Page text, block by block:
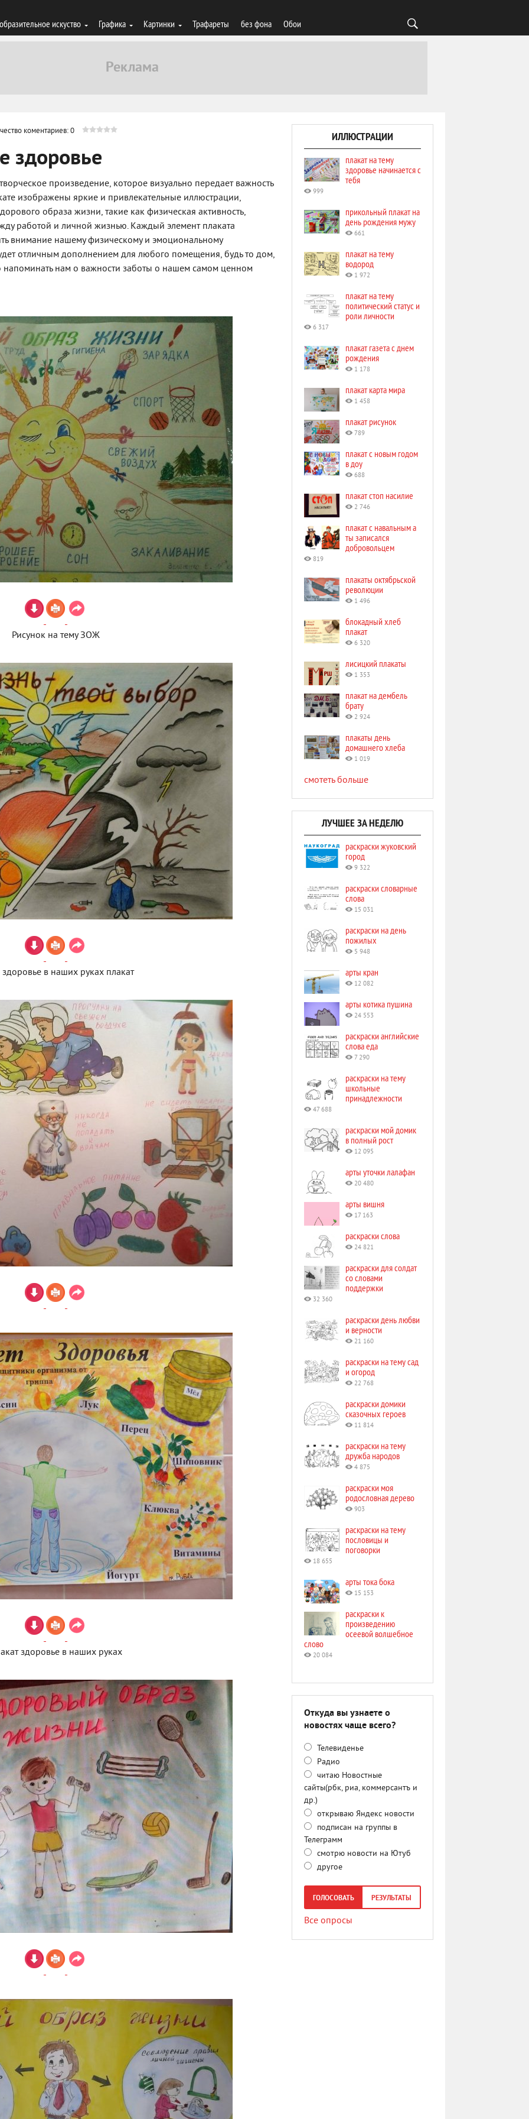
искуство Графика Картинки Трафареты без фона Обои
коментариев: 0
здоровье
произведение, которое визуально передает важность
изображены яркие и привлекательные иллюстрации,
образа жизни, такие как физическая активность,
работой и личной жизнью. Каждый элемент плаката
внимание нашему физическому и эмоциональному
отличным дополнением для любого помещения, будь то дом,
напоминать нам о важности заботы о нашем самом ценном
Рисунок на тему ЗОЖ
в наших руках плакат
здоровье в наших руках
ИЛЛЮСТРАЦИИ
плакат на тему
здоровье начинается с
тебя
999
прикольный плакат на
день рождения мужу
661
плакат на тему
водород
1 972
плакат на тему
политический статус и
роли личности
6 317
плакат газета с днем
рождения
1 178
плакат карта мира
1 458
плакат рисунок
789
плакат с новым годом
в доу
688
плакат стоп насилие
2 746
плакат с навальным а
ты записался
добровольцем
819
плакаты октябрьской
революции
1 496
блокадный хлеб
плакат
6 320
лисицкий плакаты
1 353
плакат на дембель
брату
2 924
плакаты день
домашнего хлеба
1 019
смотеть больше
ЛУЧШЕЕ ЗА НЕДЕЛЮ
раскраски жуковский
город
9 322
раскраски словарные
слова
15 031
раскраски на день
пожилых
5 948
арты кран
12 082
арты котика пушина
24 553
раскраски английские
слова еда
7 290
раскраски на тему
школьные
принадлежности
47 688
раскраски мой домик
в полный рост
12 095
арты уточки лалафан
20 480
арты вишня
17 163
раскраски слова
24 821
раскраски для солдат
со словами
поддержки
32 360
раскраски день любви
и верности
21 160
раскраски на тему сад
и огород
22 768
раскраски домики
сказочных героев
11 814
раскраски на тему
дружба народов
4 875
раскраски моя
родословная дерево
903
раскраски на тему
пословицы и
поговорки
18 655
арты тока бока
15 153
раскраски к
произведению
осеевой волшебное
слово
20 084
Откуда вы узнаете о
новостях чаще всего?
Телевиденье
Радио
читаю Новостные
сайты(рбк, риа, коммерсантъ и
др.)
открываю Яндекс новости
подписан на группы в
Телеграмм
смотрю новости на Ютуб
другое
ГОЛОСОВАТЬ РЕЗУЛЬТАТЫ
Все опросы